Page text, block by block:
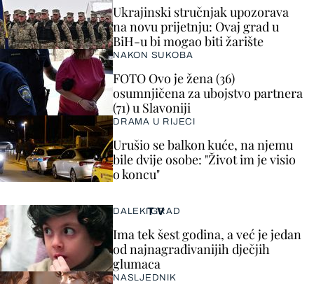
Ukrajinski stručnjak upozorava
na novu prijetnju: Ovaj grad u
BiH-u bi mogao biti žarište
NAKON SUKOBA
FOTO Ovo je žena (36)
osumnjičena za ubojstvo partnera
(71) u Slavoniji
DRAMA U RIJECI
Urušio se balkon kuće, na njemu
bile dvije osobe: "Život im je visio
o koncu"
TV
DALEKI GRAD
Ima tek šest godina, a već je jedan
od najnagrađivanijih dječjih
glumaca
NASLJEDNIK